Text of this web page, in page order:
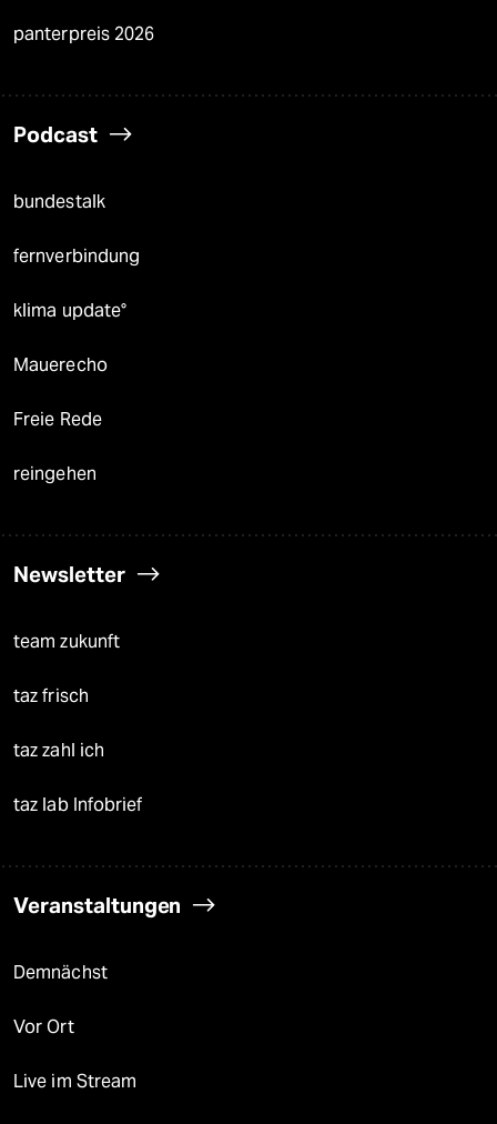
panterpreis 2026
Podcast
bundestalk
fernverbindung
klima update°
Mauerecho
Freie Rede
reingehen
Newsletter
team zukunft
taz frisch
taz zahl ich
taz lab Infobrief
Veranstaltungen
Demnächst
Vor Ort
Live im Stream